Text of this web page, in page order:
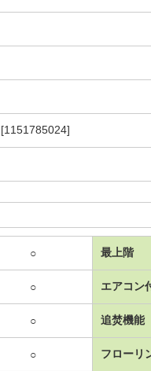
○ 最上階
○ エアコン
○ 追焚機能
○ フローリ